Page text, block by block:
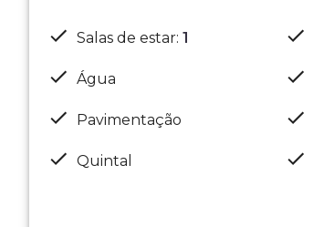
Salas de estar: 1
Água
Pavimentação
Quintal